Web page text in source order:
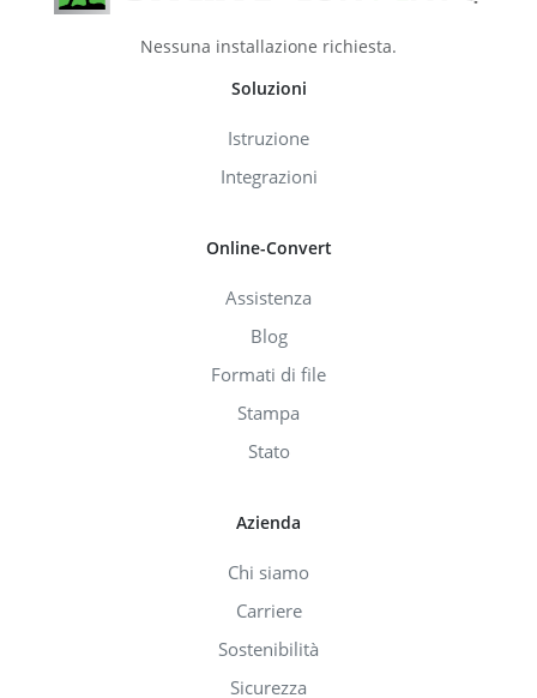
Nessuna installazione richiesta.
Soluzioni
Istruzione
Integrazioni
Online-Convert
Assistenza
Blog
Formati di file
Stampa
Stato
Azienda
Chi siamo
Carriere
Sostenibilità
Sicurezza